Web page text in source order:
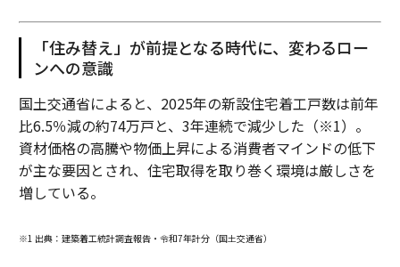
「住み替え」が前提となる時代に、変わるロー
ンへの意識
国土交通省によると、2025年の新設住宅着工戸数は前年
比6.5％減の約74万戸と、3年連続で減少した（※1）。
資材価格の高騰や物価上昇による消費者マインドの低下
が主な要因とされ、住宅取得を取り巻く環境は厳しさを
増している。
※1 出典：建築着工統計調査報告・令和7年計分（国土交通省）